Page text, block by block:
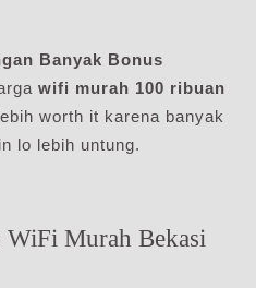
Banyak Bonus
wifi murah 100 ribuan
worth it karena banyak
lo lebih untung.
WiFi Murah Bekasi